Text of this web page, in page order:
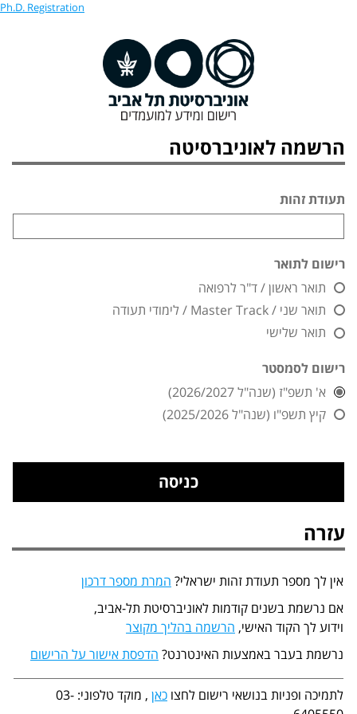
Ph.D. Registration
הרשמה לאוניברסיטה
תעודת זהות
רישום לתואר
תואר ראשון / ד"ר לרפואה
תואר שני / Master Track / לימודי תעודה
תואר שלישי
רישום לסמסטר
א' תשפ"ז (שנה"ל 2026/2027)
קיץ תשפ"ו (שנה"ל 2025/2026)
עזרה
אין לך מספר תעודת זהות ישראלי? המרת מספר דרכון
אם נרשמת בשנים קודמות לאוניברסיטת תל-אביב,
וידוע לך הקוד האישי, הרשמה בהליך מקוצר
נרשמת בעבר באמצעות האינטרנט? הדפסת אישור על הרישום
לתמיכה ופניות בנושאי רישום לחצו כאן
, מוקד טלפוני: 03-